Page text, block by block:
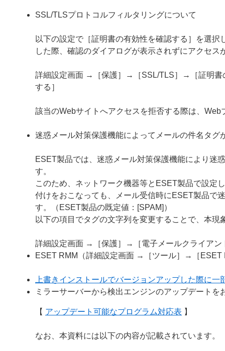
SSL/TLSプロトコルフィルタリングについて
以下の設定で［証明書の有効性を確認する］を選
した際、確認のダイアログが表示されずにアクセス
詳細設定画面 →［保護］→［SSL/TLS］→［証明書
する］
該当のWebサイトへアクセスを拒否する際は、
迷惑メール対策保護機能によってメールの件名タグ
ESET製品では、迷惑メール対策保護機能により迷
す。
このため、ネットワーク機器等とESET製品で設定
付けをおこなっても、メール受信時にESET製品で
す。（ESET製品の既定値：[SPAM]）
以下の項目でタグの文字列を変更することで、本現
詳細設定画面 →［保護］→［電子メールクライア
ESET RMM（詳細設定画面 →［ツール］→［ESET
上書きインストールでバージョンアップした際に一
ミラーサーバーから検出エンジンのアップデート
【 アップデート可能なプログラム対応表 】
なお、本資料には以下の内容が記載されています。